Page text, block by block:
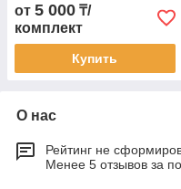
от 5 000 ₸/
комплект
Купить
О нас
Рейтинг не
Менее 5 отзывов за